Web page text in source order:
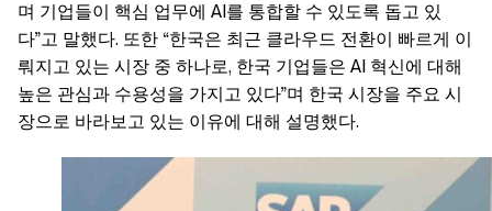
며 기업들이 핵심 업무에 AI를 통합할 수 있도록 돕고 있
다”고 말했다. 또한 “한국은 최근 클라우드 전환이 빠르게 이
뤄지고 있는 시장 중 하나로, 한국 기업들은 AI 혁신에 대해
높은 관심과 수용성을 가지고 있다”며 한국 시장을 주요 시
장으로 바라보고 있는 이유에 대해 설명했다.